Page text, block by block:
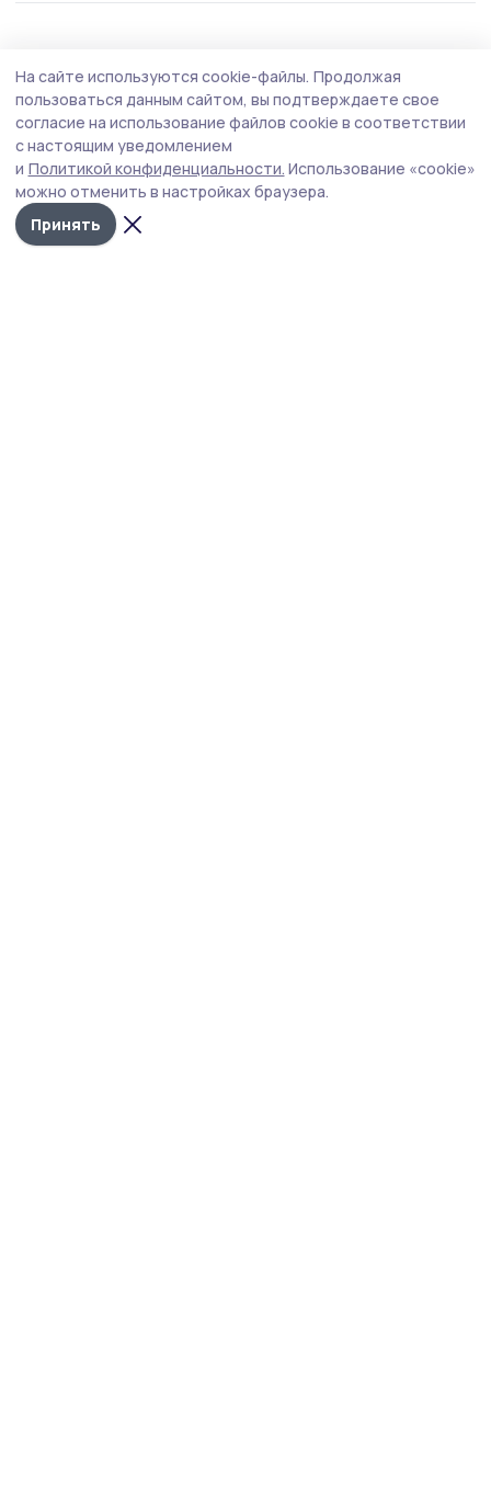
Сотрудники администрации, депутаты и
единороссы Умёта провели в посёлке
субботник
Они привели в порядок прилегающие территории,
сделали ещё один важный шаг навстречу чистоте и
порядку родного края.
На сайте используются cookie-файлы. Продолжая
пользоваться данным сайтом, вы подтверждаете свое
согласие на использование файлов cookie в соответствии
с настоящим уведомлением
и Политикой конфиденциальности. Использование «cookie»
можно отменить в настройках браузера.
Принять